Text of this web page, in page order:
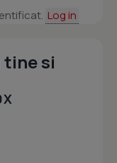
Log in
si